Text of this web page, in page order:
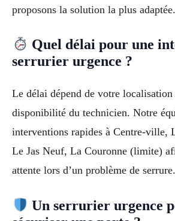
proposons la solution la plus adaptée.
Quel délai pour une
serrurier urgence ?
Le délai dépend de votre localisation
disponibilité du technicien. Notre
interventions rapides à Centre-ville,
Le Jas Neuf, La Couronne (limite)
attente lors d’un problème de serrure.
Un serrurier urgence